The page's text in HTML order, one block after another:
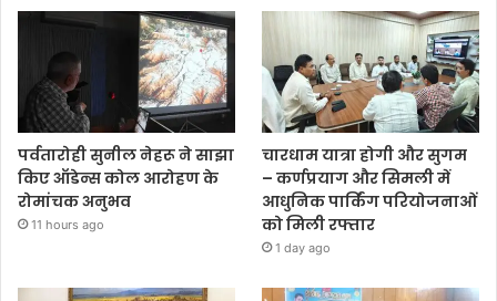
पर्वतारोही सुनील नेहरू ने साझा
किए ऑडेन्स कोल आरोहण के
रोमांचक अनुभव
11 hours ago
चारधाम यात्रा होगी और सुगम
– कर्णप्रयाग और सिमली में
आधुनिक पार्किंग परियोजनाओं
को मिली रफ्तार
1 day ago